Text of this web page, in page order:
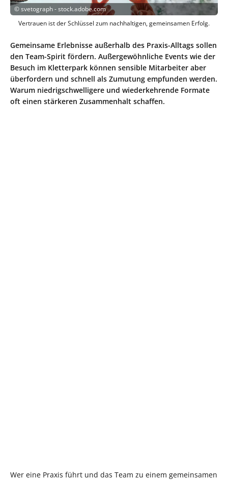
©svetograph - stock.adobe.com
Vertrauen ist der Schlüssel zum nachhaltigen, gemeinsamen Erfolg.
Gemeinsame Erlebnisse außerhalb des Praxis-Alltags sollen
den Team-Spirit fördern. Außergewöhnliche Events wie der
Besuch im Kletterpark können sensible Mitarbeiter aber
überfordern und schnell als Zumutung empfunden werden.
Warum niedrigschwelligere und wiederkehrende Formate
oft einen stärkeren Zusammenhalt schaffen.
Wer eine Praxis führt und das Team zu einem gemeinsamen